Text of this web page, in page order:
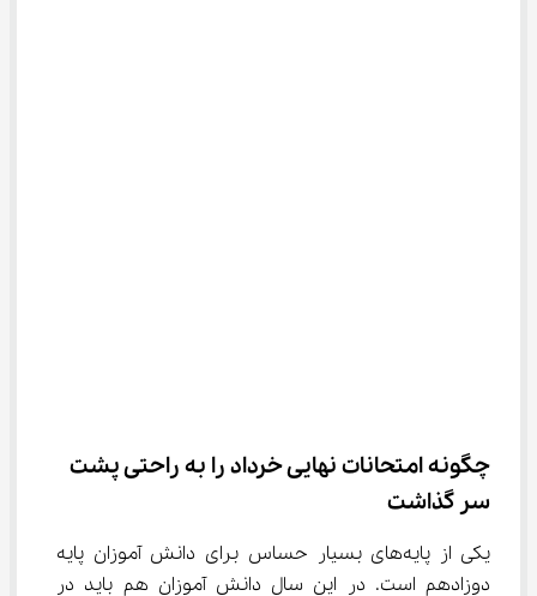
چگونه امتحانات نهایی خرداد را به راحتی پشت
سر گذاشت
یکی از پایه‌های بسیار حساس برای دانش آموزان پایه
دوزادهم است. در این سال دانش آموزان هم باید در